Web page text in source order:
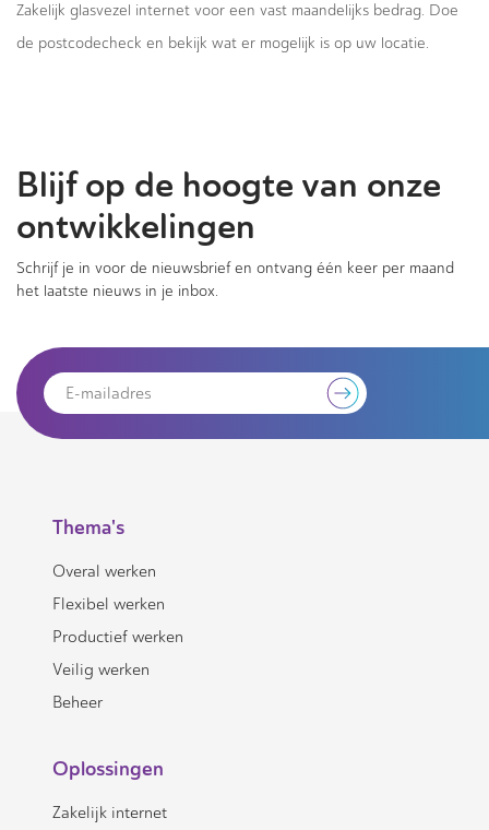
Zakelijk glasvezel internet voor een vast maandelijks bedrag. Doe
de postcodecheck en bekijk wat er mogelijk is op uw locatie.
Blijf op de hoogte van onze
ontwikkelingen
Schrijf je in voor de nieuwsbrief en ontvang één keer per maand
het laatste nieuws in je inbox.
Thema's
Overal werken
Flexibel werken
Productief werken
Veilig werken
Beheer
Oplossingen
Zakelijk internet